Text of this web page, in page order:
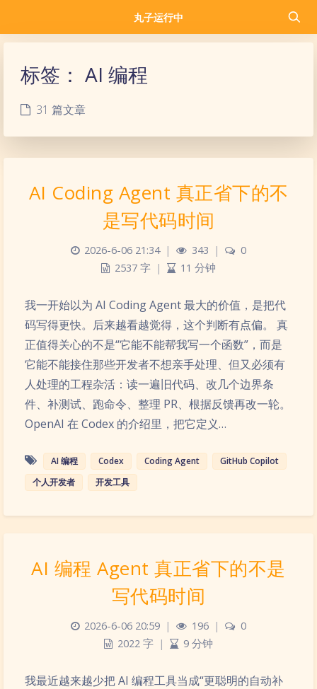
丸子运行中
标签： AI 编程
31 篇文章
AI Coding Agent 真正省下的不
是写代码时间
2026-6-06 21:34 | 343 |
0
2537 字 | 11 分钟
我一开始以为 AI Coding Agent 最大的价值，是把代
码写得更快。后来越看越觉得，这个判断有点偏。 真
正值得关心的不是“它能不能帮我写一个函数”，而是
它能不能接住那些开发者不想亲手处理、但又必须有
人处理的工程杂活：读一遍旧代码、改几个边界条
件、补测试、跑命令、整理 PR、根据反馈再改一轮。
OpenAI 在 Codex 的介绍里，把它定义…
AI 编程 Codex Coding Agent
GitHub Copilot
个人开发者
开发工具
AI 编程 Agent 真正省下的不是
写代码时间
2026-6-06 20:59 | 196 |
0
2022 字 | 9 分钟
我最近越来越少把 AI 编程工具当成“更聪明的自动补